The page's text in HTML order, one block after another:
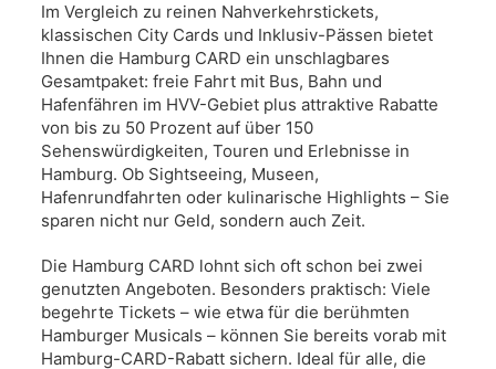
Im Vergleich zu reinen Nahverkehrstickets,
klassischen City Cards und Inklusiv-Pässen bietet
Ihnen die Hamburg CARD ein unschlagbares
Gesamtpaket: freie Fahrt mit Bus, Bahn und
Hafenfähren im HVV-Gebiet plus attraktive Rabatte
von bis zu 50 Prozent auf über 150
Sehenswürdigkeiten, Touren und Erlebnisse in
Hamburg. Ob Sightseeing, Museen,
Hafenrundfahrten oder kulinarische Highlights – Sie
sparen nicht nur Geld, sondern auch Zeit.
Die Hamburg CARD lohnt sich oft schon bei zwei
genutzten Angeboten. Besonders praktisch: Viele
begehrte Tickets – wie etwa für die berühmten
Hamburger Musicals – können Sie bereits vorab mit
Hamburg-CARD-Rabatt sichern. Ideal für alle, die